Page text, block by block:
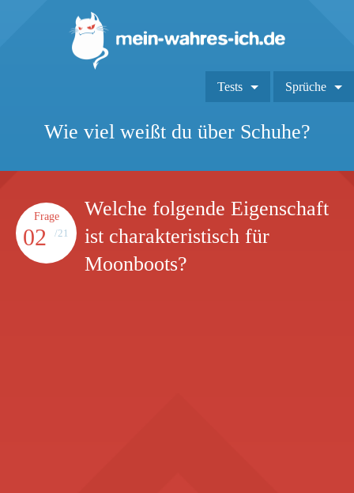
Tests Sprüche
Wie viel weißt du über Schuhe?
Frage
02 /21
Welche folgende Eigenschaft
ist charakteristisch für
Moonboots?